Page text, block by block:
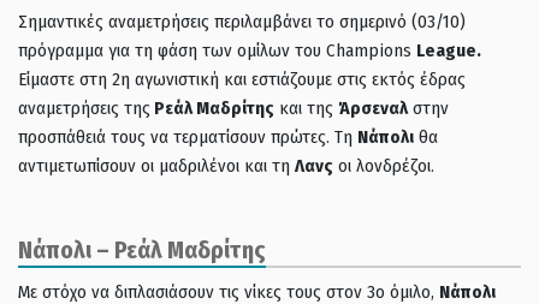
Σημαντικές αναμετρήσεις περιλαμβάνει το σημερινό (03/10)
πρόγραμμα για τη φάση των ομίλων του Champions League.
Είμαστε στη 2η αγωνιστική και εστιάζουμε στις εκτός έδρας
αναμετρήσεις της Ρεάλ Μαδρίτης και της Άρσεναλστην
προσπάθειά τους να τερματίσουν πρώτες. Τη Νάπολι θα
αντιμετωπίσουν οι μαδριλένοι και τη Λανς οι λονδρέζοι.
Νάπολι – Ρεάλ Μαδρίτης
Με στόχο να διπλασιάσουν τις νίκες τους στον 3ο όμιλο, Νάπολι